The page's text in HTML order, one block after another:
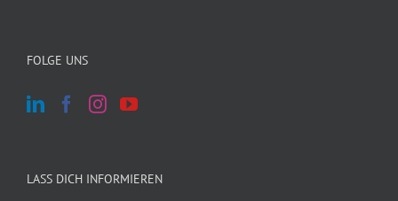
FOLGE UNS
LASS DICH INFORMIEREN